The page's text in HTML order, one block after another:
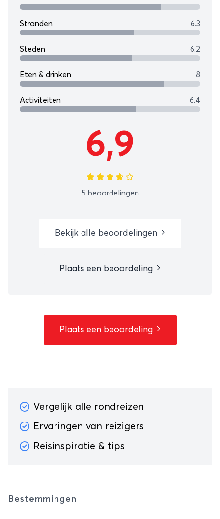
Stranden 6.3
Steden 6.2
Eten & drinken 8
Activiteiten 6.4
6,9
5 beoordelingen
Bekijk alle beoordelingen
Plaats een beoordeling
Plaats een beoordeling
Vergelijk alle rondreizen
Ervaringen van reizigers
Reisinspiratie & tips
Bestemmingen